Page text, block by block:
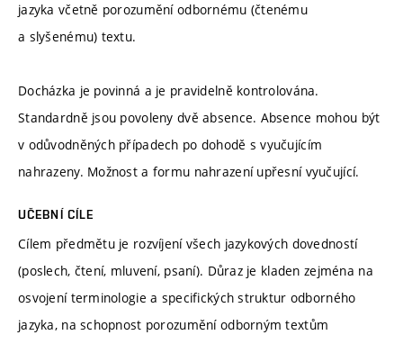
jazyka včetně porozumění odbornému (čtenému
a slyšenému) textu.
Docházka je povinná a je pravidelně kontrolována.
Standardně jsou povoleny dvě absence. Absence mohou být
v odůvodněných případech po dohodě s vyučujícím
nahrazeny. Možnost a formu nahrazení upřesní vyučující.
UČEBNÍ CÍLE
Cílem předmětu je rozvíjení všech jazykových dovedností
(poslech, čtení, mluvení, psaní). Důraz je kladen zejména na
osvojení terminologie a specifických struktur odborného
jazyka, na schopnost porozumění odborným textům